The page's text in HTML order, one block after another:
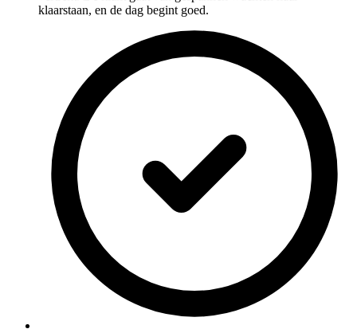
klaarstaan, en de dag begint goed.